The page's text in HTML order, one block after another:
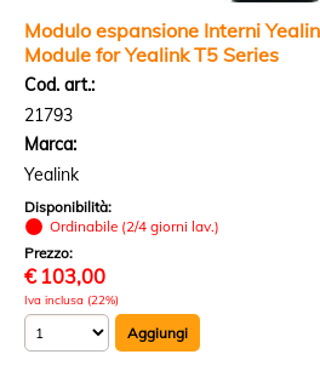
Modulo espansione Interni
Module for Yealink T5 Series
Cod. art.:
21793
Marca:
Yealink
Disponibilità:
Ordinabile (2/4 giorni lav.)
Prezzo:
€ 103,00
Iva inclusa (22%)